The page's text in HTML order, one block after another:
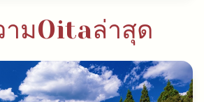
มOitaล่าสุด